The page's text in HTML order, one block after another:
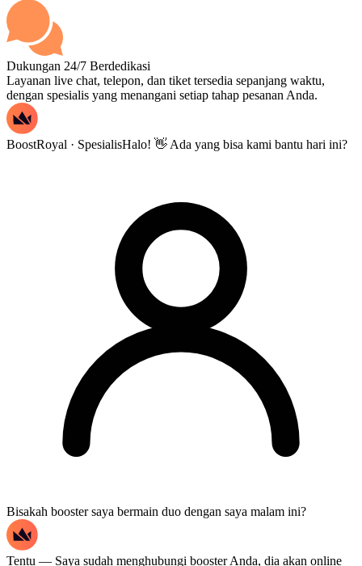
Dukungan 24/7 Berdedikasi
Layanan live chat, telepon, dan tiket tersedia sepanjang waktu,
dengan spesialis yang menangani setiap tahap pesanan Anda.
BoostRoyal · SpesialisHalo! 👋 Ada yang bisa kami bantu hari ini?
Bisakah booster saya bermain duo dengan saya malam ini?
Tentu — Saya sudah menghubungi booster Anda, dia akan online